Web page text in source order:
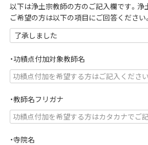
以下は浄土宗教師の方のご記入欄です。浄
ご希望の方は以下の項目にご回答ください。
・功績点付加対象教師名
・教師名フリガナ
・寺院名